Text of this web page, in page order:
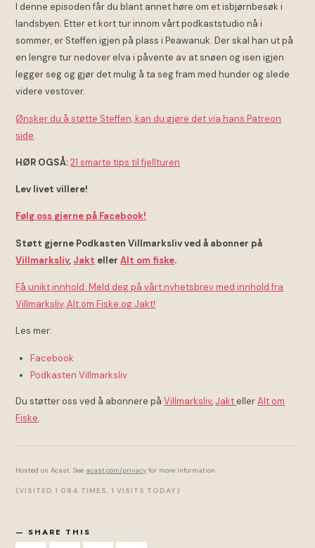
I denne episoden får du blant annet høre om et isbjørnbesøk i
landsbyen. Etter et kort tur innom vårt podkaststudio nå i
sommer, er Steffen igjen på plass i Peawanuk. Der skal han ut på
en lengre tur nedover elva i påvente av at snøen og isen igjen
legger seg og gjør det mulig å ta seg fram med hunder og slede
videre vestover.
Ønsker du å støtte Steffen, kan du gjøre det via hans Patreon
side.
HØR OGSÅ: 21 smarte tips til fjellturen
Lev livet villere!
Følg oss gjerne på Facebook!
Støtt gjerne Podkasten Villmarksliv ved å abonner på
Villmarksliv, Jakt ellerAlt om fiske.
Få unikt innhold: Meld deg på vårt nyhetsbrev med innhold fra
Villmarksliv, Alt om Fiske og Jakt!
Les mer:
Facebook
Podkasten Villmarksliv
Du støtter oss ved å abonnere påVillmarksliv, Jakt ellerAlt om
Fiske.
Hosted on Acast. See acast.com/privacy for more information.
(VISITED 1 084 TIMES, 1 VISITS TODAY)
SHARE THIS